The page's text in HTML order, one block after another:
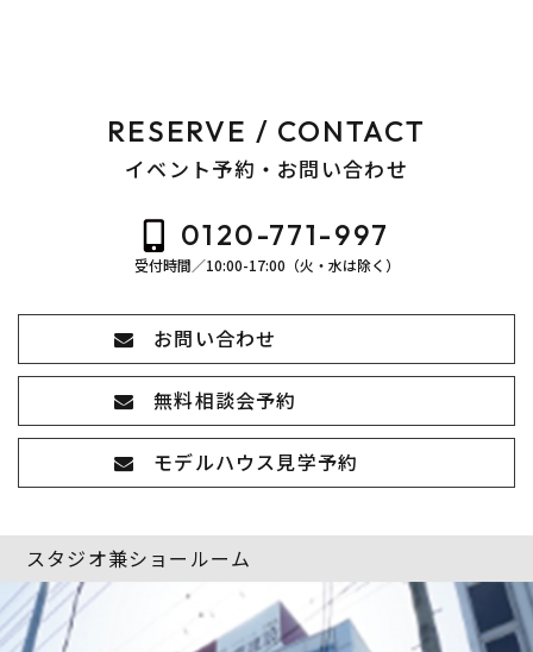
RESERVE / CONTACT
イベント予約・お問い合わせ
0120-771-997
受付時間／10:00-17:00（火・水は除く）
お問い合わせ
無料相談会予約
モデルハウス見学予約
スタジオ兼ショールーム